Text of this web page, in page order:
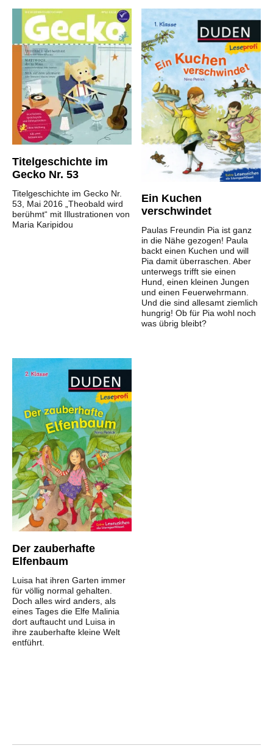
Titelgeschichte im
Gecko Nr. 53
Titelgeschichte im Gecko Nr.
53, Mai 2016 „Theobald wird
berühmt“ mit Illustrationen von
Maria Karipidou
Ein Kuchen
verschwindet
Paulas Freundin Pia ist ganz
in die Nähe gezogen! Paula
backt einen Kuchen und will
Pia damit überraschen. Aber
unterwegs trifft sie einen
Hund, einen kleinen Jungen
und einen Feuerwehrmann.
Und die sind allesamt ziemlich
hungrig! Ob für Pia wohl noch
was übrig bleibt?
Der zauberhafte
Elfenbaum
Luisa hat ihren Garten immer
für völlig normal gehalten.
Doch alles wird anders, als
eines Tages die Elfe Malinia
dort auftaucht und Luisa in
ihre zauberhafte kleine Welt
entführt.